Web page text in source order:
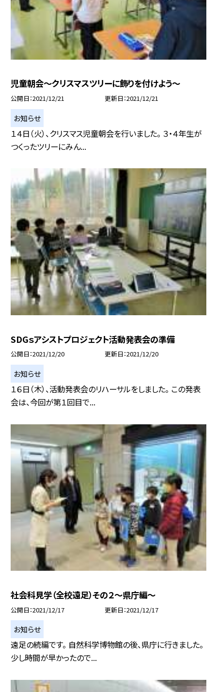
児童朝会〜クリスマスツリーに飾りを付けよう〜
公開日 2021/12/21 更新日 2021/12/21
お知らせ
１４日（火）、クリスマス児童朝会を行いました。 ３・４年生が
つくったツリーにみん...
SDGｓアシストプロジェクト活動発表会の準備
公開日 2021/12/20 更新日 2021/12/20
お知らせ
１６日（木）、活動発表会のリハーサルをしました。 この発表
会は、今回が第１回目で...
社会科見学（全校遠足）その２〜県庁編〜
公開日 2021/12/17 更新日 2021/12/17
お知らせ
遠足の続編です。 自然科学博物館の後、県庁に行きました。
少し時間が早かったので...